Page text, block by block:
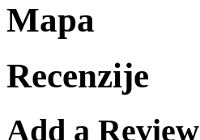
Mapa
Recenzije
Add a Review